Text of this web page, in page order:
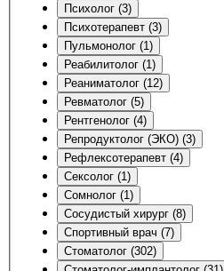
Психолог (3)
Психотерапевт (3)
Пульмонолог (1)
Реабилитолог (1)
Реаниматолог (12)
Ревматолог (5)
Рентгенолог (4)
Репродуктолог (ЭКО) (3)
Рефлексотерапевт (4)
Сексолог (1)
Сомнолог (1)
Сосудистый хирург (8)
Спортивный врач (7)
Стоматолог (302)